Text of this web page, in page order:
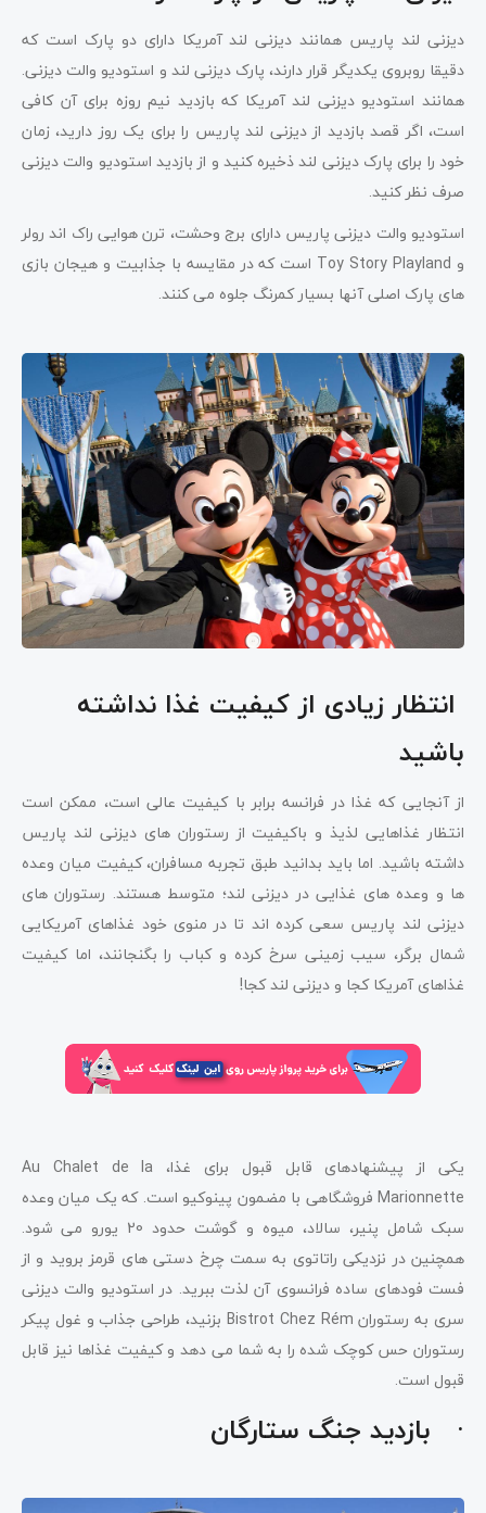
دیزنی لند پاریس همانند دیزنی لند آمریکا دارای دو پارک است که
دقیقا روبروی یکدیگر قرار دارند، پارک دیزنی لند و استودیو والت دیزنی.
همانند استودیو دیزنی لند آمریکا که بازدید نیم روزه برای آن کافی
است، اگر قصد بازدید از دیزنی لند پاریس را برای یک روز دارید، زمان
خود را برای پارک دیزنی لند ذخیره کنید و از بازدید استودیو والت دیزنی
صرف نظر کنید.
استودیو والت دیزنی پاریس دارای برج وحشت، ترن هوایی راک اند رولر
و Toy Story Playland است که در مقایسه با جذابیت و هیجان بازی
های پارک اصلی آنها بسیار کمرنگ جلوه می کنند.
انتظار زیادی از کیفیت غذا نداشته
باشید
از آنجایی که غذا در فرانسه برابر با کیفیت عالی است، ممکن است
انتظار غذاهایی لذیذ و باکیفیت از رستوران های دیزنی لند پاریس
داشته باشید. اما باید بدانید طبق تجربه مسافران، کیفیت میان وعده
ها و وعده های غذایی در دیزنی لند؛ متوسط هستند. رستوران های
دیزنی لند پاریس سعی کرده اند تا در منوی خود غذاهای آمریکایی
شمال برگر، سیب زمینی سرخ کرده و کباب را بگنجانند، اما کیفیت
غذاهای آمریکا کجا و دیزنی لند کجا!
یکی از پیشنهادهای قابل قبول برای غذا، Au Chalet de la
Marionnette فروشگاهی با مضمون پینوکیو است. که یک میان وعده
سبک شامل پنیر، سالاد، میوه و گوشت حدود 20 یورو می شود.
همچنین در نزدیکی راتاتوی به سمت چرخ دستی های قرمز بروید و از
فست فودهای ساده فرانسوی آن لذت ببرید. در استودیو والت دیزنی
سری به رستوران Bistrot Chez Rém بزنید، طراحی جذاب و غول پیکر
رستوران حس کوچک شده را به شما می دهد و کیفیت غذاها نیز قابل
قبول است.
· بازدید جنگ ستارگان